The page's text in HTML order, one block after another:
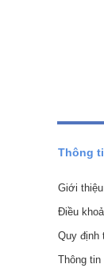
- Đồng
- Có độ
Thông
Giới
Điều
Quy định
Thông tin